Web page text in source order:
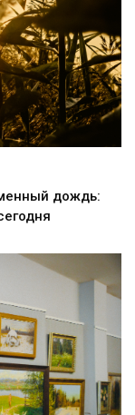
дождь: